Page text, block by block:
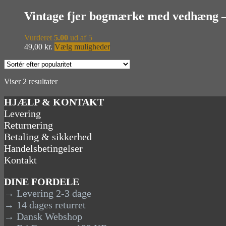
Vintage fjer bogmærke med vedhæng
Vurderet 5.00 ud af 5
49,00 kr. Vælg mulighederDette
Viser 2 resultaterSorteret
popularitet
HJÆLP & KONTAKT
Levering
Returnering
Betaling & sikkerhed
Handelsbetingelser
Kontakt
DINE FORDELE
→ Levering 2-3 dage
→ 14 dages returret
→ Dansk Webshop